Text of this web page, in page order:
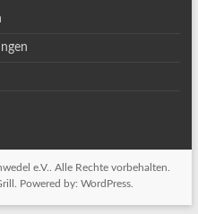
e.V.
. Alle Rechte vorbehalten.
Powered by: WordPress.